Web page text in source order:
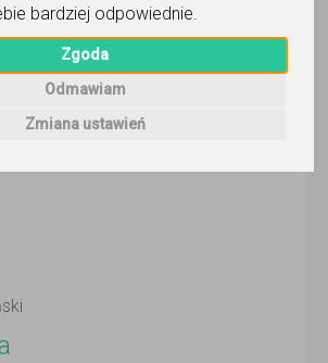
bardziej odpowiednie.
Zgoda
Odmawiam
Zmiana ustawień